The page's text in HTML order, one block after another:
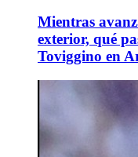
Mientras
exterior, qué
Toviggino en